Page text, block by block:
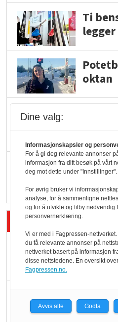
Ti
oktan
i
Siste artikler - Butikk i
Slik
Dine valg:
Informasjonskapsler og
For å gi deg relevante annonser
informasjon fra ditt besøk på vårt
deg mot dette under "Innstillinger".
For øvrig bruker vi
analyse, for å sammenligne
og for å utvikle og tilby nødvendig
personvernerklæring.
Vi er med i Fagpressen-
du få relevante annonser på
nettverket basert på informasjon
disse nettstedene. En oversikt
Fagpressen.no.
Avvis alle Godta